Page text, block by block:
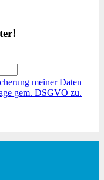
meiner Daten
gem. DSGVO zu.